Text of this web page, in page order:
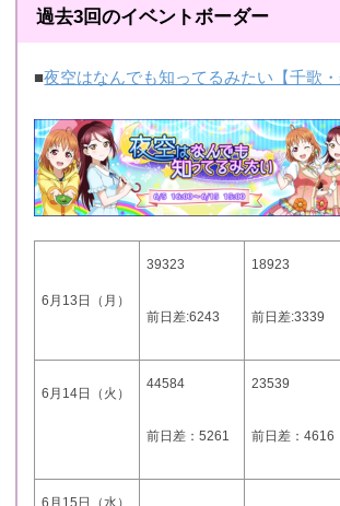
過去3回のイベントボーダー
■夜空はなんでも知ってるみたい【千歌・
6月13日（月）
39323
前日差:6243
18923
前日差:3339
6月14日（火）
44584
前日差：5261
23539
前日差：4616